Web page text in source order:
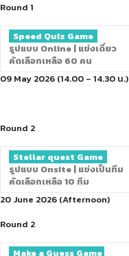
Round 1
Speed Quiz Game
รูปแบบ Online | แข่งเดี่ยว
คัดเลือกเหลือ 60 คน
09 May 2026 (14.00 – 14.30 น.)
Round 2
Stellar quest Game
รูปแบบ Onsite | แข่งเป็นทีม
คัดเลือกเหลือ 10 ทีม
20 June 2026 (Afternoon)
Round 2
Make a Guess Game